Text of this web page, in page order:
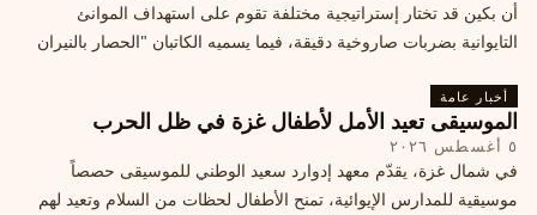
أن بكين قد تختار إستراتيجية مختلفة تقوم على استهداف الموانئ
التايوانية بضربات صاروخية دقيقة، فيما يسميه الكاتبان "الحصار بالنيران
أخبار عامة
الموسيقى تعيد الأمل لأطفال غزة في ظل الحرب
٥ أغسطس ٢٠٢٦
في شمال غزة، يقدّم معهد إدوارد سعيد الوطني للموسيقى حصصاً
موسيقية للمدارس الإيوائية، تمنح الأطفال لحظات من السلام وتعيد لهم